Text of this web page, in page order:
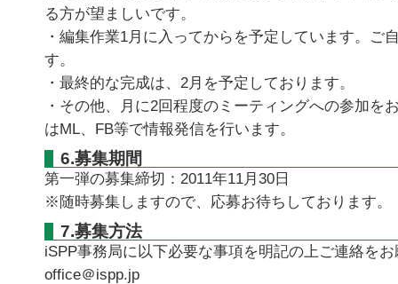
る方が望ましいです。
・編集作業1月に入ってからを予定しています。ご
す。
・最終的な完成は、2月を予定しております。
・その他、月に2回程度のミーティングへの参加を
はML、FB等で情報発信を行います。
6.募集期間
第一弾の募集締切：2011年11月30日
※随時募集しますので、応募お待ちしております。
7.募集方法
iSPP事務局に以下必要な事項を明記の上ご連絡を
office＠ispp.jp